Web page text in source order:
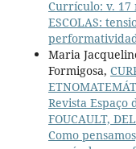
Currículo: v. 17
ESCOLAS:
Maria
Formigosa,
Revista Espaço
FOUCAULT,
Como